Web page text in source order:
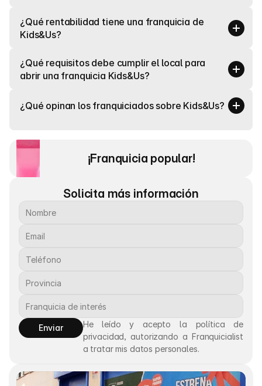
¿Qué rentabilidad tiene una franquicia de
Kids&Us?
¿Qué requisitos debe cumplir el local para
abrir una franquicia Kids&Us?
¿Qué opinan los franquiciados sobre Kids&Us?
¡Franquicia popular!
Solicita más información
Enviar
He leído y acepto la política de
privacidad, autorizando a Franquicialist
a tratar mis datos personales.